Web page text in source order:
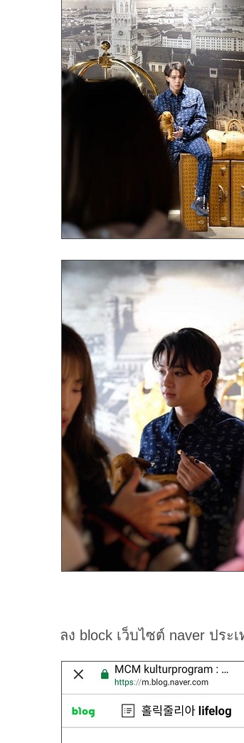
ลง block เว็บไซต์ naver ประ